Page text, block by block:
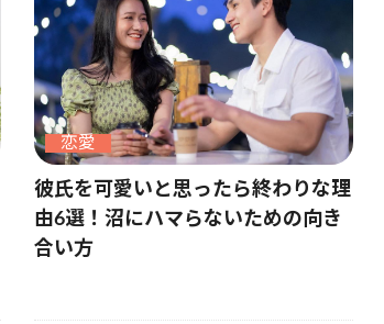
恋愛
彼氏を可愛いと思ったら終わりな理
由6選！沼にハマらないための向き
合い方